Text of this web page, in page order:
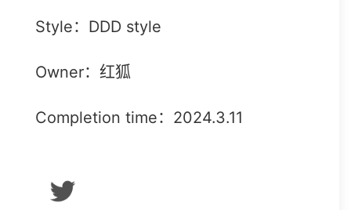
Style：DDD style
Owner：红狐
Completion time：2024.3.11